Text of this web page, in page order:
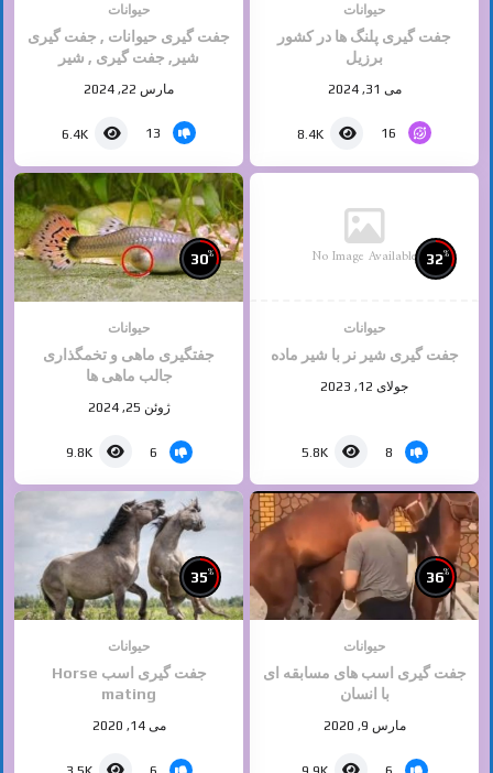
حیوانات
جفت گیری پلنگ ها در کشور
برزیل
می 31, 2024
16
8.4K
حیوانات
جفت گیری حیوانات , جفت گیری
شیر, جفت گیری , شیر
مارس 22, 2024
13
6.4K
No Image Available 32%
حیوانات
جفت گیری شیر نر با شیر ماده
جولای 12, 2023
8
5.8K
30%
حیوانات
جفتگیری ماهی و تخمگذاری
جالب ماهی ها
ژوئن 25, 2024
6
9.8K
36%
حیوانات
جفت گیری اسب های مسابقه ای
با انسان
مارس 9, 2020
35%
حیوانات
جفت گیری اسب Horse
mating
می 14, 2020